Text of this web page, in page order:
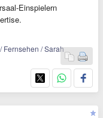
Einspielern
Fernsehen / Sarah